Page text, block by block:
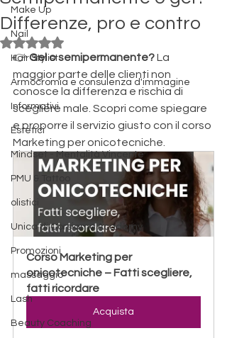
Make Up
Nail
Hair Stylist
Armocromia e consulenza d'immagine
Informativi
Estetici
Mindset - Mentalità Vincente
PMU & Tattoo
olistici
Unica di Corsiamo Academy
Promozioni
massaggio
Lash
Beauty Coaching
Differenze, pro e contro
Valutazione NaN stelle su 5.
👉 Gel o semipermanente? La
maggior parte delle clienti non
conosce la differenza e rischia di
scegliere male. Scopri come spiegare
e proporre il servizio giusto con il corso
Marketing per onicotecniche.
Corso Marketing per
onicotecniche – Fatti scegliere,
fatti ricordare
Acquista